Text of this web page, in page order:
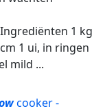
1 kg
1 ui, in ringen
mild ...
cooker -